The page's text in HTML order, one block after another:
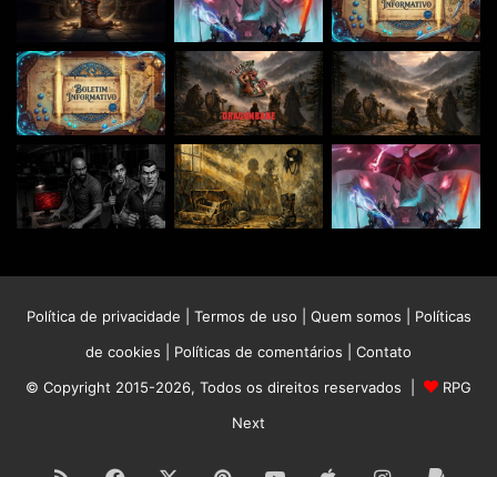
Política de privacidade Termos de uso Quem somos
Políticas
de cookies
Políticas de comentários
Contato
© Copyright 2015-2026, Todos os direitos reservados |
RPG
Next